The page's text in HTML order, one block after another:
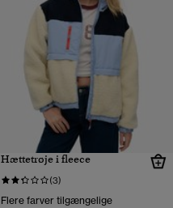
Hættetrøje i fleece
(3)
Flere farver tilgængelige